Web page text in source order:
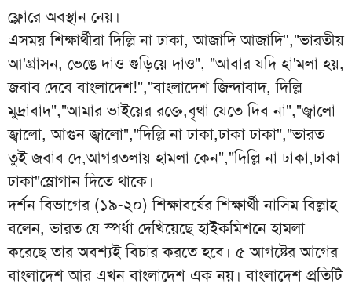
ফ্লোরে অবস্থান নেয়।
এসময় শিক্ষার্থীরা দিল্লি না ঢাকা, আজাদি আজাদি'',"ভারতীয়
আ'গ্রাসন, ভেঙে দাও গুড়িয়ে দাও", "আবার যদি হা'মলা হয়,
জবাব দেবে বাংলাদেশ!","বাংলাদেশ জিন্দাবাদ, দিল্লি
মুদ্রাবাদ","আমার ভাইয়ের রক্তে,বৃথা যেতে দিব না","জ্বালো
জ্বালো, আগুন জ্বালো","দিল্লি না ঢাকা,ঢাকা ঢাকা","ভারত
তুই জবাব দে,আগরতলায় হামলা কেন","দিল্লি না ঢাকা,ঢাকা
ঢাকা"স্লোগান দিতে থাকে।
দর্শন বিভাগের (১৯-২০) শিক্ষাবর্ষের শিক্ষার্থী নাসিম বিল্লাহ
বলেন, ভারত যে স্পর্ধা দেখিয়েছে হাইকমিশনে হামলা
করেছে তার অবশ্যই বিচার করতে হবে। ৫ আগষ্টের আগের
বাংলাদেশ আর এখন বাংলাদেশ এক নয়। বাংলাদেশ প্রতিটি